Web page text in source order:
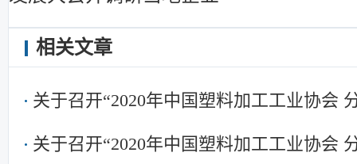
相关文章
关于召开“2020年中国塑料加工工业协会
关于召开“2020年中国塑料加工工业协会